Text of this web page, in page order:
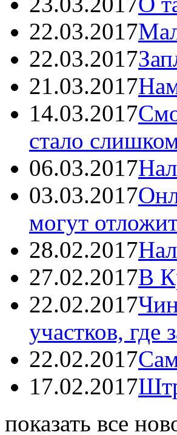
22.03.2017
22.03.2017
21.03.2017
14.03.2017
стало
06.03.2017
03.03.2017
могут
28.02.2017
27.02.2017В
22.02.2017
участков, где
22.02.2017
17.02.2017
показать все